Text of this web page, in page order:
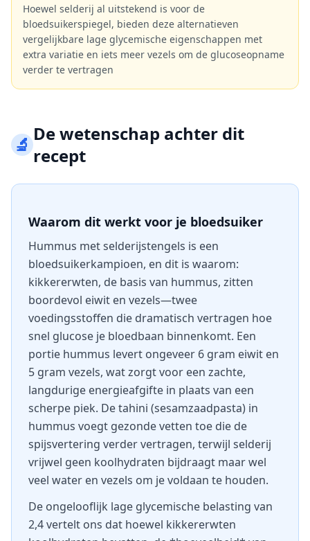
Hoewel selderij al uitstekend is voor de
bloedsuikerspiegel, bieden deze alternatieven
vergelijkbare lage glycemische eigenschappen met
extra variatie en iets meer vezels om de glucoseopname
verder te vertragen
🔬De wetenschap achter dit
recept
Waarom dit werkt voor je bloedsuiker
Hummus met selderijstengels is een
bloedsuikerkampioen, en dit is waarom:
kikkererwten, de basis van hummus, zitten
boordevol eiwit en vezels—twee
voedingsstoffen die dramatisch vertragen hoe
snel glucose je bloedbaan binnenkomt. Een
portie hummus levert ongeveer 6 gram eiwit en
5 gram vezels, wat zorgt voor een zachte,
langdurige energieafgifte in plaats van een
scherpe piek. De tahini (sesamzaadpasta) in
hummus voegt gezonde vetten toe die de
spijsvertering verder vertragen, terwijl selderij
vrijwel geen koolhydraten bijdraagt maar wel
veel water en vezels om je voldaan te houden.
De ongelooflijk lage glycemische belasting van
2,4 vertelt ons dat hoewel kikkererwten